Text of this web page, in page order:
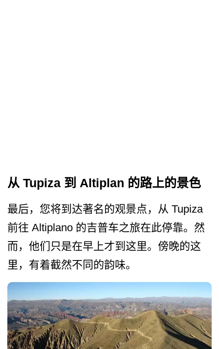
从 Tupiza 到 Altiplan 的路上的景色
最后，您将到达著名的观景点，从 Tupiza
前往 Altiplano 的吉普车之旅在此停靠。然
而­，他们只是在早上才到这里。傍晚的这
里，有着截然不­同的韵味。